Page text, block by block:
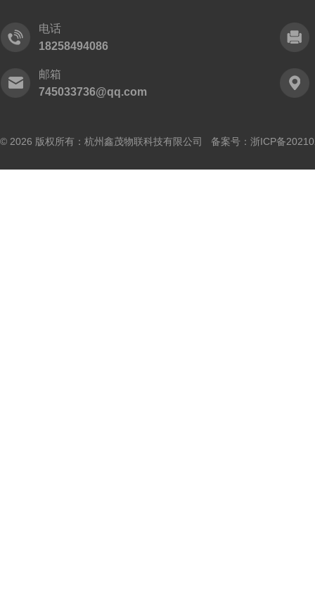
电话
18258494086
邮箱
745033736@qq.com
© 2026 版权所有：杭州鑫茂物联科技有限公司 备案号： 浙ICP备